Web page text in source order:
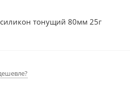
тонущий 80мм 25г